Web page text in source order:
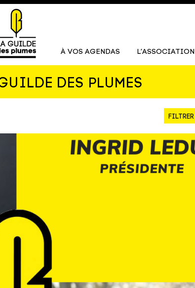
À VOS AGENDAS L’ASSOCIATION
DES PLUMES